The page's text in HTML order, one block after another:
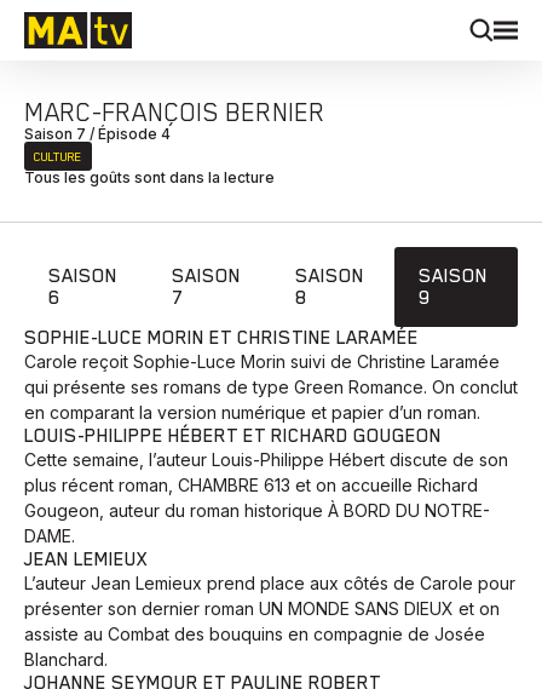
MARC-FRANÇOIS BERNIER
Saison 7 / Épisode 4
CULTURE
Tous les goûts sont dans la lecture
SAISON
6
SAISON
7
SAISON
8
SAISON
9
SOPHIE-LUCE MORIN ET CHRISTINE LARAMÉE
Carole reçoit Sophie-Luce Morin suivi de Christine Laramée
qui présente ses romans de type Green Romance. On conclut
en comparant la version numérique et papier d’un roman.
LOUIS-PHILIPPE HÉBERT ET RICHARD GOUGEON
Cette semaine, l’auteur Louis-Philippe Hébert discute de son
plus récent roman, CHAMBRE 613 et on accueille Richard
Gougeon, auteur du roman historique À BORD DU NOTRE-
DAME.
JEAN LEMIEUX
L’auteur Jean Lemieux prend place aux côtés de Carole pour
présenter son dernier roman UN MONDE SANS DIEUX et on
assiste au Combat des bouquins en compagnie de Josée
Blanchard.
JOHANNE SEYMOUR ET PAULINE ROBERT